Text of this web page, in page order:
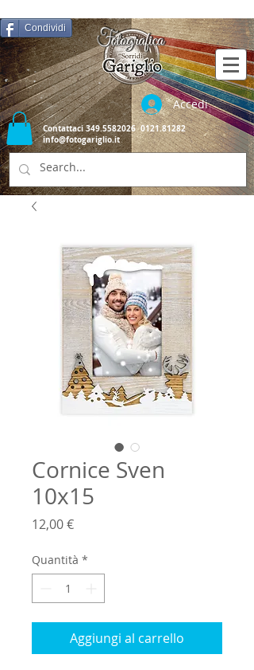
Condividi
Contattaci349.5582026 0121.81282
info@fotogariglio.it
Accedi
Cornice Sven
10x15
12,00 €Prezzo
Quantità *
Aggiungi al carrello